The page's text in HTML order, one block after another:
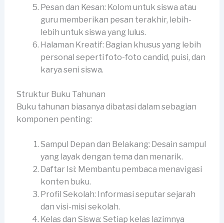
Pesan dan Kesan: Kolom untuk siswa atau
guru memberikan pesan terakhir, lebih-
lebih untuk siswa yang lulus.
Halaman Kreatif: Bagian khusus yang lebih
personal seperti foto-foto candid, puisi, dan
karya seni siswa.
Struktur Buku Tahunan
Buku tahunan biasanya dibatasi dalam sebagian
komponen penting:
Sampul Depan dan Belakang: Desain sampul
yang layak dengan tema dan menarik.
Daftar Isi: Membantu pembaca menavigasi
konten buku.
Profil Sekolah: Informasi seputar sejarah
dan visi-misi sekolah.
Kelas dan Siswa: Setiap kelas lazimnya